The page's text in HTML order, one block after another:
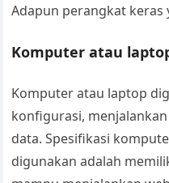
Adapun perangkat
Komputer atau
Komputer atau laptop
konfigurasi,
data. Spesifikasi
digunakan adalah